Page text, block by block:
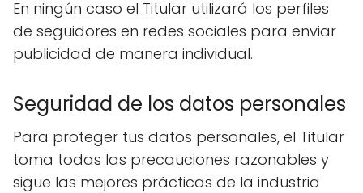
En ningún caso el Titular utilizará los perfiles
de seguidores en redes sociales para enviar
publicidad de manera individual.
Seguridad de los datos personales
Para proteger tus datos personales, el Titular
toma todas las precauciones razonables y
sigue las mejores prácticas de la industria